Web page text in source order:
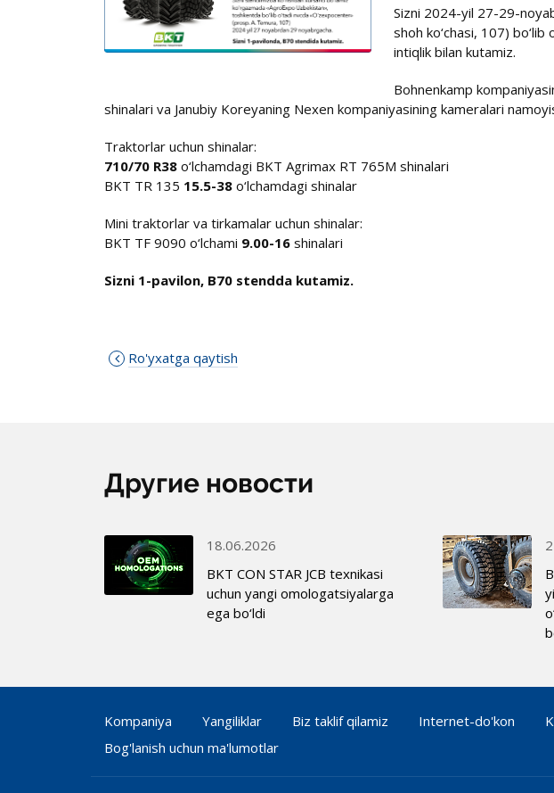
Sizni 2024-yil 27-29-
shoh ko‘chasi, 107)
intiqlik bilan kutamiz.
Bohnenkamp
shinalari va Janubiy Koreyaning Nexen kompaniyasining kameralari
Traktorlar uchun shinalar:
710/70 R38 o‘lchamdagi BKT Agrimax RT 765M shinalari
BKT TR 135 15.5-38 o‘lchamdagi shinalar
Mini traktorlar va tirkamalar uchun shinalar:
BKT TF 9090 o‘lchami 9.00-16 shinalari
Sizni 1-pavilon, B70 stendda kutamiz.
Ro'yxatga qaytish
Другие новости
18.06.2026
BKT CON STAR JCB texnikasi
uchun yangi omologatsiyalarga
ega bo‘ldi
Kompaniya Yangiliklar Biz taklif qilamiz Internet-do'kon
Bog'lanish uchun ma'lumotlar